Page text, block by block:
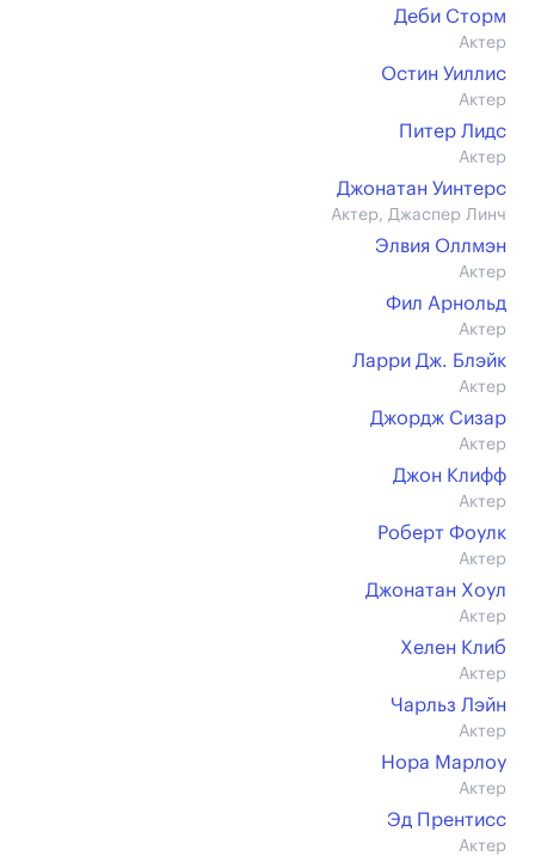
Деби Сторм
Актер
Остин Уиллис
Актер
Питер Лидс
Актер
Джонатан Уинтерс
Актер, Джаспер Линч
Элвия Оллмэн
Актер
Фил Арнольд
Актер
Ларри Дж. Блэйк
Актер
Джордж Сизар
Актер
Джон Клифф
Актер
Роберт Фоулк
Актер
Джонатан Хоул
Актер
Хелен Клиб
Актер
Чарльз Лэйн
Актер
Нора Марлоу
Актер
Эд Прентисс
Актер